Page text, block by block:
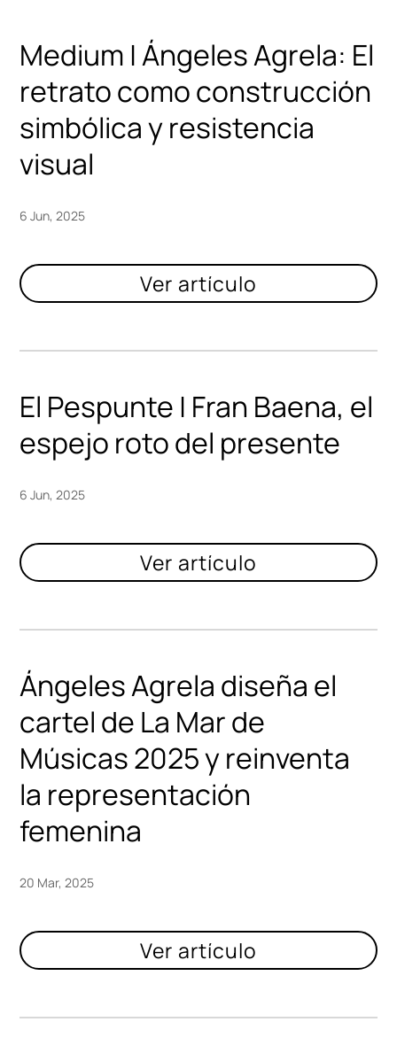
Medium | Ángeles Agrela: El
retrato como construcción
simbólica y resistencia
visual
6 Jun, 2025
El Pespunte | Fran Baena, el
espejo roto del presente
6 Jun, 2025
Ángeles Agrela diseña el
cartel de La Mar de
Músicas 2025 y reinventa
la representación
femenina
20 Mar, 2025